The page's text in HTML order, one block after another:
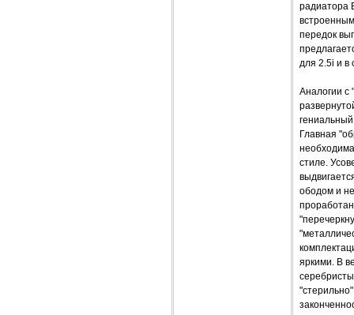
радиатора
передок
для 2.5i и в
Аналогии с
Главная
стиле.
ободом и
яркими. В